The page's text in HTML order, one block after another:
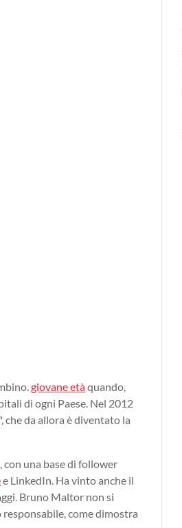
giovane etàquando,
di ogni Paese. Nel 2012
che da allora è diventato la
una base di follower
e LinkedIn. Ha vinto anche il
Bruno Maltor non si
come dimostra